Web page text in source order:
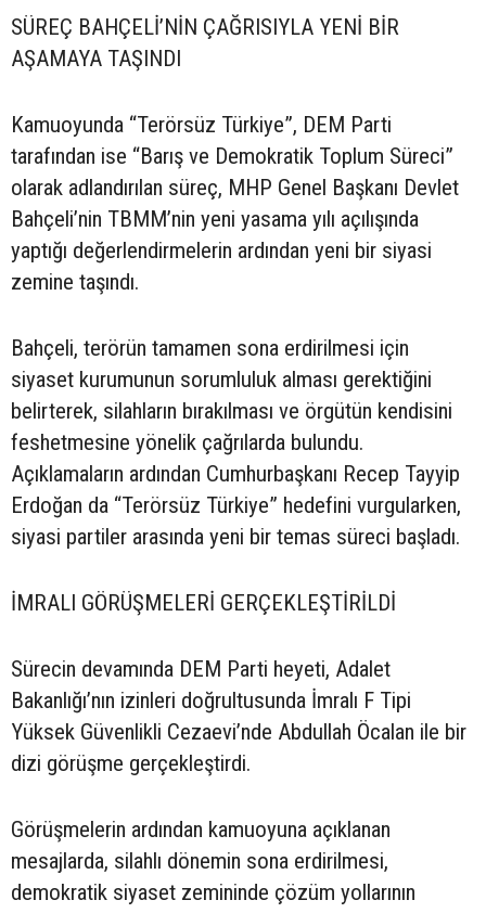
SÜREÇ BAHÇELİ’NİN ÇAĞRISIYLA YENİ BİR
AŞAMAYA TAŞINDI
Kamuoyunda “Terörsüz Türkiye”, DEM Parti
tarafından ise “Barış ve Demokratik Toplum Süreci”
olarak adlandırılan süreç, MHP Genel Başkanı Devlet
Bahçeli’nin TBMM’nin yeni yasama yılı açılışında
yaptığı değerlendirmelerin ardından yeni bir siyasi
zemine taşındı.
Bahçeli, terörün tamamen sona erdirilmesi için
siyaset kurumunun sorumluluk alması gerektiğini
belirterek, silahların bırakılması ve örgütün kendisini
feshetmesine yönelik çağrılarda bulundu.
Açıklamaların ardından Cumhurbaşkanı Recep Tayyip
Erdoğan da “Terörsüz Türkiye” hedefini vurgularken,
siyasi partiler arasında yeni bir temas süreci başladı.
İMRALI GÖRÜŞMELERİ GERÇEKLEŞTİRİLDİ
Sürecin devamında DEM Parti heyeti, Adalet
Bakanlığı’nın izinleri doğrultusunda İmralı F Tipi
Yüksek Güvenlikli Cezaevi’nde Abdullah Öcalan ile bir
dizi görüşme gerçekleştirdi.
Görüşmelerin ardından kamuoyuna açıklanan
mesajlarda, silahlı dönemin sona erdirilmesi,
demokratik siyaset zemininde çözüm yollarının